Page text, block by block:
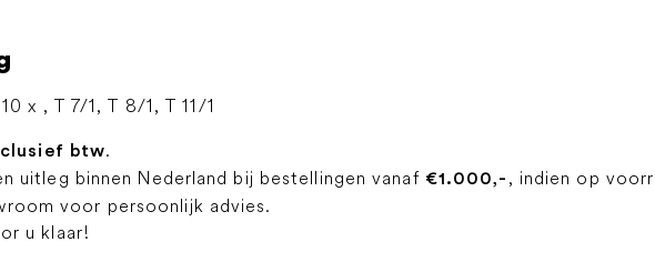
x , T 7/1, T 8/1, T 11/1
btw.
uitleg binnen Nederland bij bestellingen vanaf €1.000,- , indien op
voor persoonlijk advies.
u klaar!